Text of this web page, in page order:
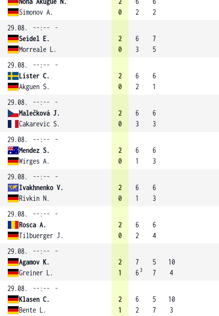
Simonov A.
0
2
2
29.08.
--:--
-
Seidel E.
Morreale L.
2
0
6
3
7
5
29.08.
--:--
-
Lister C.
Akguen S.
2
0
6
2
6
1
29.08.
--:--
-
Malečková J.
Cakarevic S.
2
0
6
3
6
3
29.08.
--:--
-
Mendez S.
Wirges A.
2
0
6
1
6
3
29.08.
--:--
-
Ivakhnenko V.
Rivkin N.
2
0
6
1
6
3
29.08.
--:--
-
Rosca A.
Tilbuerger J.
2
0
6
2
6
4
29.08.
--:--
-
Agamov K.
Greiner L.
2
1
7
6 3
5
7
10
4
29.08.
--:--
-
Klasen C.
Bente L.
2
1
6
2
5
7
10
3